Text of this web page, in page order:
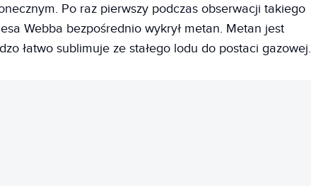
Po raz pierwszy podczas obserwacji takiego
Webba bezpośrednio wykrył metan. Metan jest
łatwo sublimuje ze stałego lodu do postaci gazowej.